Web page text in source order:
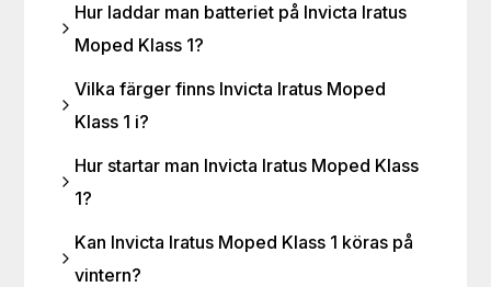
Hur laddar man batteriet på Invicta Iratus
Moped Klass 1?
Vilka färger finns Invicta Iratus Moped
Klass 1 i?
Hur startar man Invicta Iratus Moped Klass
1?
Kan Invicta Iratus Moped Klass 1 köras på
vintern?